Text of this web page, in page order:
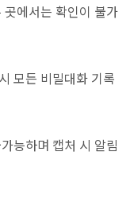
에서는 확인이 불가
모든 비밀대화 기록
능하며 캡처 시 알림